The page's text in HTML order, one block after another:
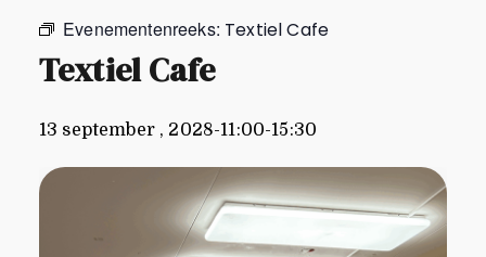
Evenementenreeks: Textiel Cafe
Textiel Cafe
13 september , 2028-11:00-15:30